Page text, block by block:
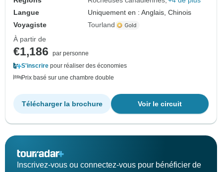
Langue
Uniquement en : Anglais, Chinois
Voyagiste
Tourland
À partir de
€1,186
par personne
S'inscrire pour réaliser des économies
Prix basé sur une chambre double
Voir le circuit
Télécharger la brochure
Inscrivez-vous ou connectez-vous pour bénéficier de